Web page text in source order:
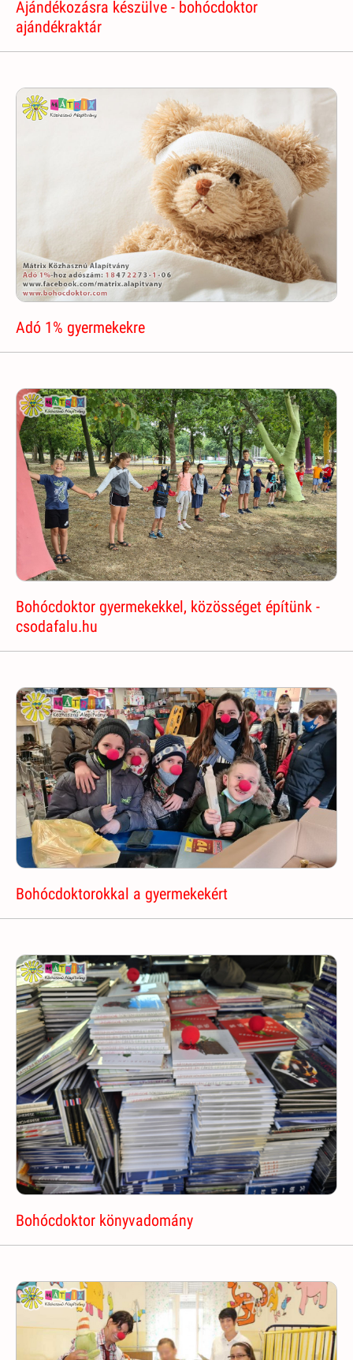
Ajándékozásra készülve - bohócdoktor
ajándékraktár
Adó 1% gyermekekre
Bohócdoktor gyermekekkel, közösséget építünk -
csodafalu.hu
Bohócdoktorokkal a gyermekekért
Bohócdoktor könyvadomány